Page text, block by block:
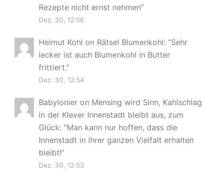
Rezepte nicht ernst nehmen”
Dez. 30, 12:56
Helmut Kohl on Rätsel Blumenkohl: “Sehr
lecker ist auch Blumenkohl in Butter
frittiert.”
Dez. 30, 12:54
Babylonier on Mensing wird Sinn, Kahlschlag
in der Klever Innenstadt bleibt aus, zum
Glück: “Man kann nur hoffen, dass die
Innenstadt in ihrer ganzen Vielfalt erhalten
bleibt!”
Dez. 30, 12:53